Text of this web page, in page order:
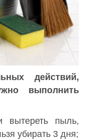
действий,
выполнить
пыль,
убирать 3 дня;